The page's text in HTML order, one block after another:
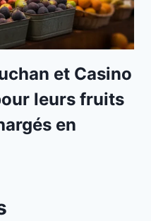
et Casino
leurs fruits
en